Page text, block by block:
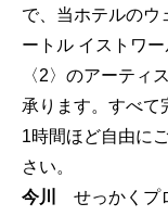
で、当ホテルのウ
ートル イストワ
〈2〉のアーティ
承ります。すべて
1時間ほど自由に
さい。
今川
せっかくプ